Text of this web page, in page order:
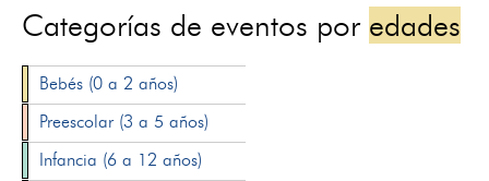
Categorías de eventos por edades
Bebés (0 a 2 años)
Preescolar (3 a 5 años)
Infancia (6 a 12 años)